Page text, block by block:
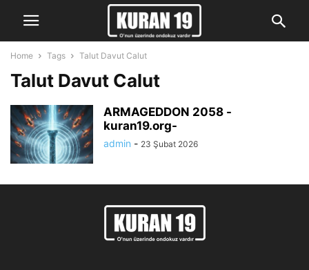
Home Tags Talut Davut Calut
Talut Davut Calut
ARMAGEDDON 2058 -
kuran19.org-
admin - 23 Şubat 2026